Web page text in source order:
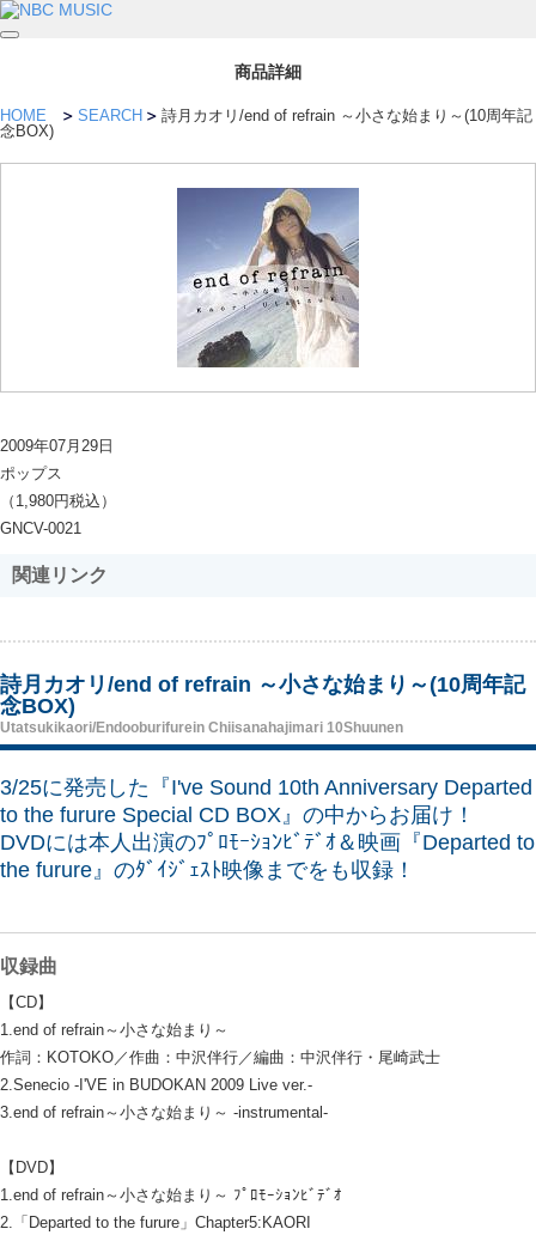
商品詳細
HOME SEARCH
詩月カオリ/end of refrain ～小さな始まり～(10周年記
念BOX)
2009年07月29日
ポップス
（1,980円税込）
GNCV-0021
関連リンク
詩月カオリ/end of refrain ～小さな始まり～(10周年記
念BOX)
Utatsukikaori/Endooburifurein Chiisanahajimari 10Shuunen
3/25に発売した『I've Sound 10th Anniversary Departed
to the furure Special CD BOX』の中からお届け！
DVDには本人出演のﾌﾟﾛﾓｰｼｮﾝﾋﾞﾃﾞｵ＆映画『Departed to
the furure』のﾀﾞｲｼﾞｪｽﾄ映像までをも収録！
収録曲
【CD】
1.end of refrain～小さな始まり～
作詞：KOTOKO／作曲：中沢伴行／編曲：中沢伴行・尾崎武士
2.Senecio -I'VE in BUDOKAN 2009 Live ver.-
3.end of refrain～小さな始まり～ -instrumental-
【DVD】
1.end of refrain～小さな始まり～ ﾌﾟﾛﾓｰｼｮﾝﾋﾞﾃﾞｵ
2.「Departed to the furure」Chapter5:KAORI